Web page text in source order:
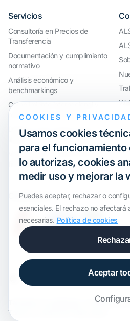
Servicios
Consultoría en Precios de
Transferencia
Documentación y cumplimiento
normativo
Análisis económico y
benchmarkings
Cumplimiento internacional y
reorganización de grupos
Defensa ante inspecciones y
litigios
Valoraciones y operaciones
financieras
Certification
, modificado
Todos los derechos reservados.
COOKIES Y
Usamos cookies
para el funcionamiento
lo autorizas, cookies
medir uso y mejorar la
Puedes aceptar, rechazar o
esenciales. El rechazo no afectará
necesarias. Política de cookies
Aceptar